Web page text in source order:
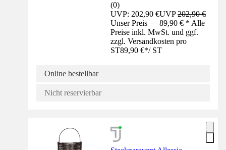
(0)
UVP: 202,90 €UVP202,90 €
Unser Preis — 89,90 € * Alle
Preise inkl. MwSt. und ggf.
zzgl. Versandkosten pro
ST89,90 €*/ ST
Online bestellbar
Nicht reservierbar